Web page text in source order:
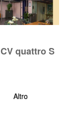
quattro S
Altro